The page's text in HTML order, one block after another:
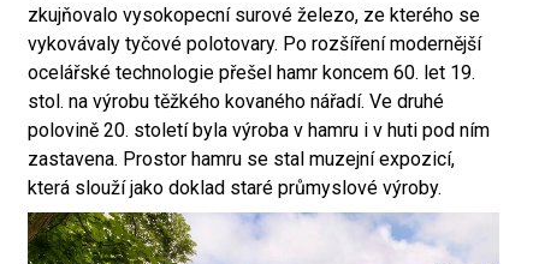
zkujňovalo vysokopecní surové železo, ze kterého se
vykovávaly tyčové polotovary. Po rozšíření modernější
ocelářské technologie přešel hamr koncem 60. let 19.
stol. na výrobu těžkého kovaného nářadí. Ve druhé
polovině 20. století byla výroba v hamru i v huti pod ním
zastavena. Prostor hamru se stal muzejní expozicí,
která slouží jako doklad staré průmyslové výroby.